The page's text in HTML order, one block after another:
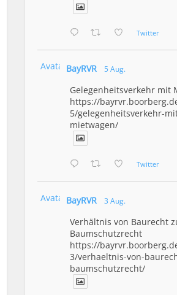
Twitter
Avatar BayRVR 5 Aug.
Gelegenheitsverkehr mit
https://
5/gelegenheitsverkehr-
mietwagen/
Twitter
Avatar BayRVR 3 Aug.
Verhältnis von Baurecht
Baumschutzrecht
https://
3/verhaeltnis-von-
baumschutzrecht/